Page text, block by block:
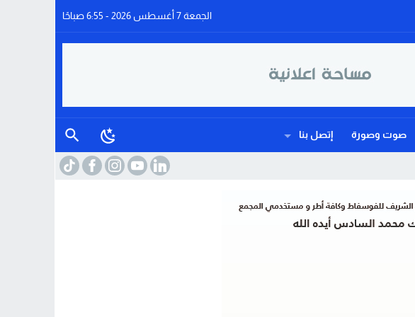
الجمعة 7 أغسطس 2026 - 6:55 صباحًا
صوت وصورة إتصل بنا